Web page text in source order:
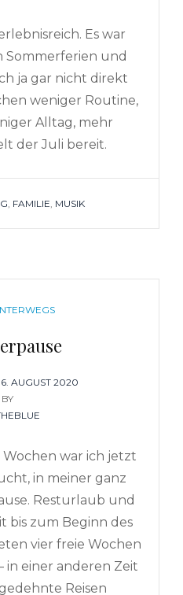
Es war
Sommerferien und
ja gar nicht direkt
weniger Routine,
Alltag, mehr
der Juli bereit.
FAMILIE MUSIK
ON
AUGUST 2020
BY
war ich jetzt
in meiner ganz
Resturlaub und
bis zum Beginn des
vier freie Wochen
in einer anderen Zeit
Reisen